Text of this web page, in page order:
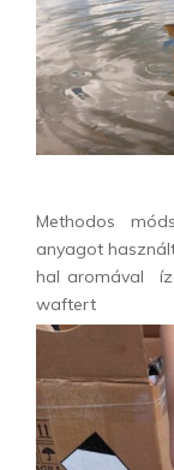
Methodos
anyagot
hal aromával